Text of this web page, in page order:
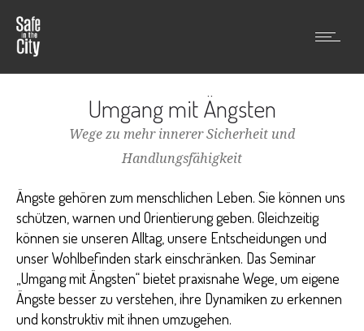
Umgang mit Ängsten
Wege zu mehr innerer Sicherheit und
Handlungsfähigkeit
Ängste gehören zum menschlichen Leben. Sie können uns
schützen, warnen und Orientierung geben. Gleichzeitig
können sie unseren Alltag, unsere Entscheidungen und
unser Wohlbefinden stark einschränken. Das Seminar
„Umgang mit Ängsten“ bietet praxisnahe Wege, um eigene
Ängste besser zu verstehen, ihre Dynamiken zu erkennen
und konstruktiv mit ihnen umzugehen.